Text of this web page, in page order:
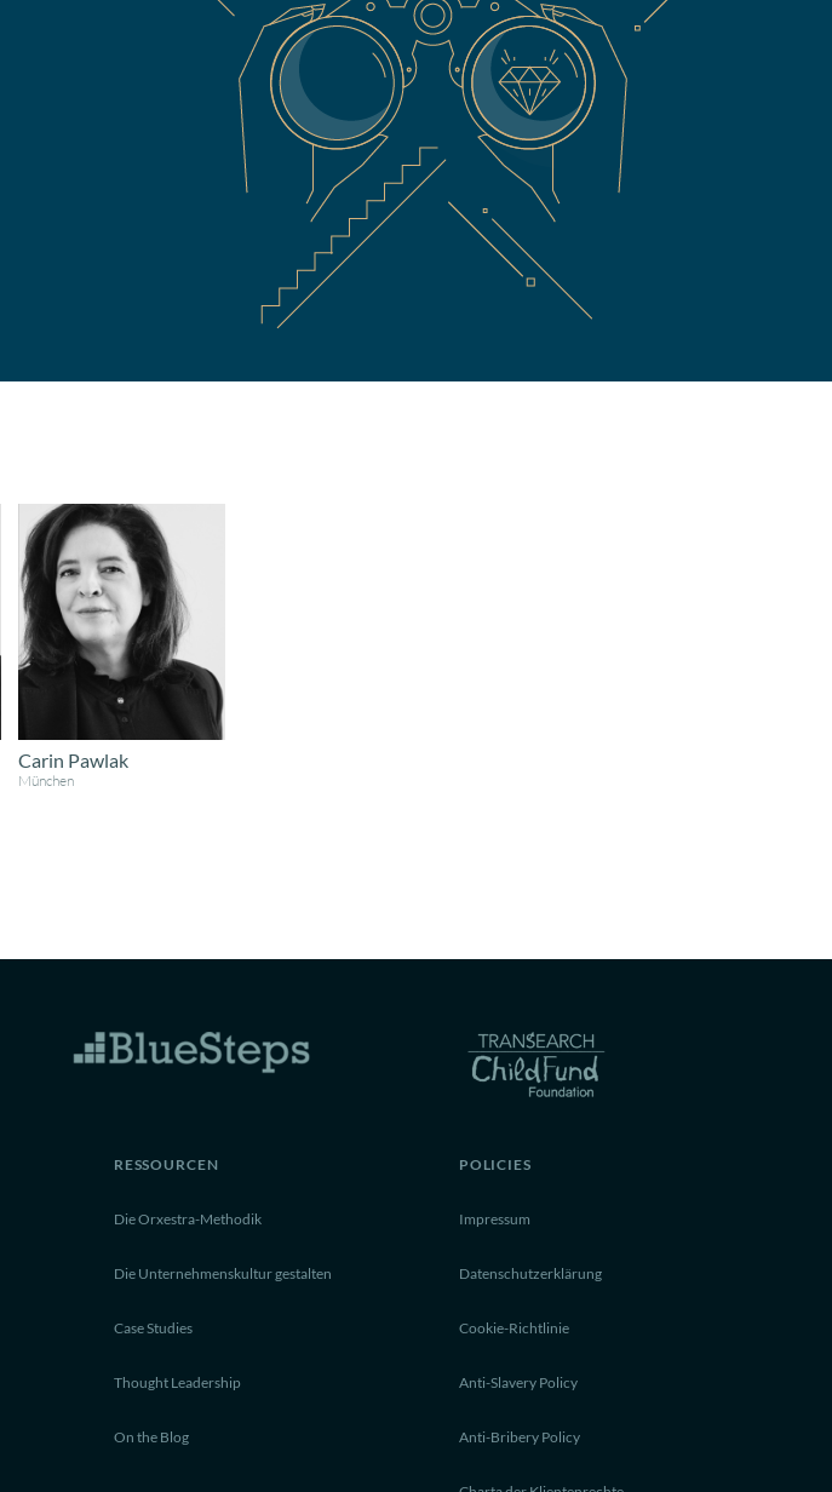
Carin Pawlak
München
RESSOURCEN
Die Orxestra-Methodik
Die Unternehmenskultur gestalten
Case Studies
Thought Leadership
On the Blog
POLICIES
Impressum
Datenschutzerklärung
Cookie-Richtlinie
Anti-Slavery Policy
Anti-Bribery Policy